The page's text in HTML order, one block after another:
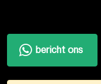
bericht ons